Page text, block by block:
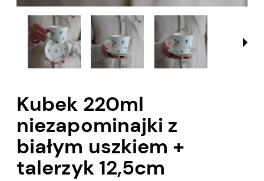
Kubek 220ml
niezapominajki z
białym uszkiem +
talerzyk 12,5cm